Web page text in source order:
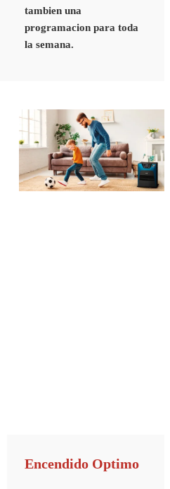
tambien una
programacion para toda
la semana.
Encendido Optimo